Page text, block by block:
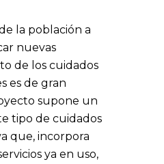
la población a
nuevas
de los cuidados
es de gran
supone un
tipo de cuidados
que, incorpora
ya en uso,